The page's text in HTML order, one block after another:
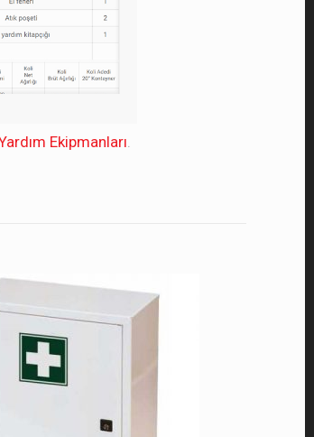
Ekipmanları.